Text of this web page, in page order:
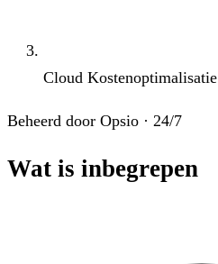
Cloud Kostenoptimalisatie
Beheerd door Opsio · 24/7
Wat is inbegrepen